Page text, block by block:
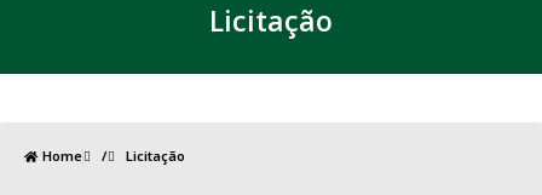
Licitação
Home / Licitação